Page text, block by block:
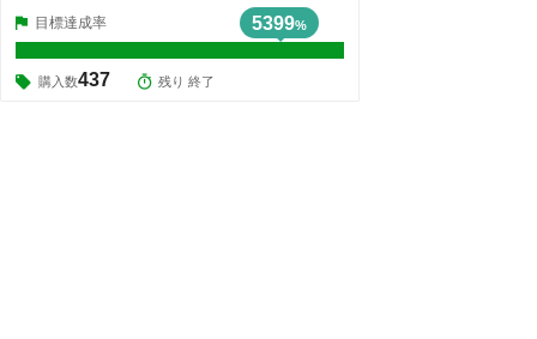
目標達成率 5399%
購入数437 残り 終了